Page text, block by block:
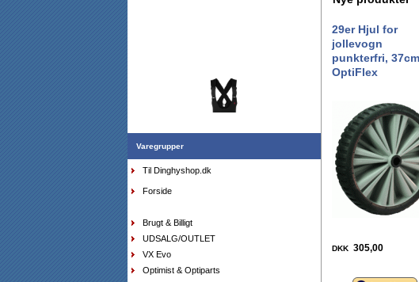
DKK
Varegrupper
Til Dinghyshop.dk
Forside
Brugt & Billigt
UDSALG/OUTLET
VX Evo
Optimist & Optiparts
29er Hjul for
jollevogn
punkterfri, 37cm
OptiFlex
DKK 305,00